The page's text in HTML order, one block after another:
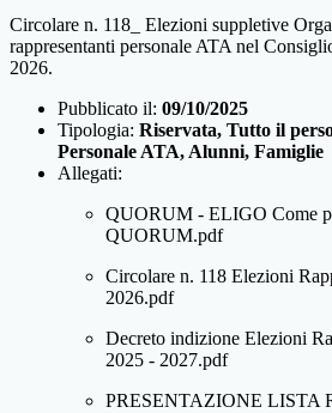
Circolare n. 118_ Elezioni suppletive
rappresentanti personale ATA nel
2026.
Pubblicato il: 09/10/2025
Tipologia: Riservata, Tutto il
Personale ATA, Alunni, Famiglie
Allegati:
QUORUM - ELIGO Come
QUORUM.pdf
Circolare n. 118 Elezioni
2026.pdf
Decreto indizione Elezioni
2025 - 2027.pdf
PRESENTAZIONE LISTA